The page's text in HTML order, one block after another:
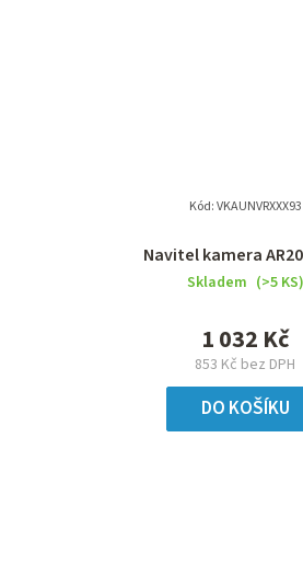
Navitel kamera
Skladem (>5 KS)
853 Kč bez DPH
1 032 Kč
DO KOŠÍKU
Kód:VKAUNVRXXX93